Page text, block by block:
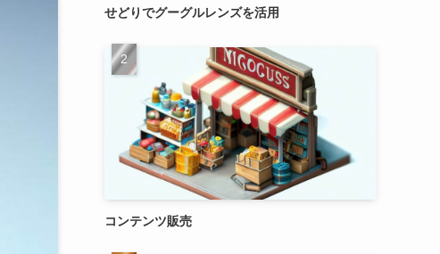
せどりでグーグルレンズを活用
コンテンツ販売